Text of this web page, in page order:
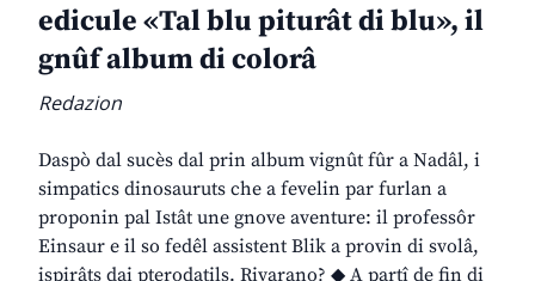
edicule «Tal blu piturât di blu», il
gnûf album di colorâ
Redazion
Daspò dal sucès dal prin album vignût fûr a Nadâl, i
simpatics dinosauruts che a fevelin par furlan a
proponin pal Istât une gnove aventure: il professôr
Einsaur e il so fedêl assistent Blik a provin di svolâ,
ispirâts dai pterodatils. Rivarano? ◆ A partî de fin di